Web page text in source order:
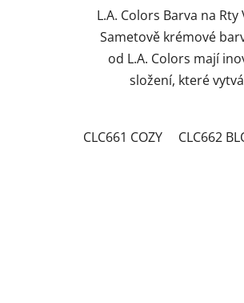
L.A. Colors Barva na
Sametově krémové
od L.A. Colors mají
složení, které
CLC661 COZY CLC662